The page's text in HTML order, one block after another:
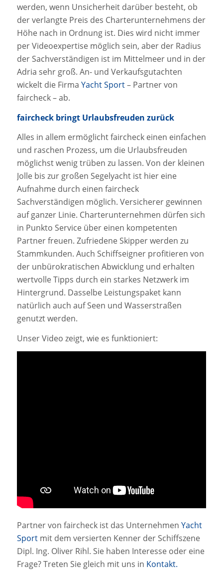
werden, wenn Unsicherheit darüber besteht, ob
der verlangte Preis des Charterunternehmens der
Höhe nach in Ordnung ist. Dies wird nicht immer
per Videoexpertise möglich sein, aber der Radius
der Sachverständigen ist im Mittelmeer und in der
Adria sehr groß. An- und Verkaufsgutachten
wickelt die Firma Yacht Sport– Partner von
faircheck – ab.
faircheck bringt Urlaubsfreuden zurück
Alles in allem ermöglicht faircheck einen einfachen
und raschen Prozess, um die Urlaubsfreuden
möglichst wenig trüben zu lassen. Von der kleinen
Jolle bis zur großen Segelyacht ist hier eine
Aufnahme durch einen faircheck
Sachverständigen möglich. Versicherer gewinnen
auf ganzer Linie. Charterunternehmen dürfen sich
in Punkto Service über einen kompetenten
Partner freuen. Zufriedene Skipper werden zu
Stammkunden. Auch Schiffseigner profitieren von
der unbürokratischen Abwicklung und erhalten
wertvolle Tipps durch ein starkes Netzwerk im
Hintergrund. Dasselbe Leistungspaket kann
natürlich auch auf Seen und Wasserstraßen
genutzt werden.
Unser Video zeigt, wie es funktioniert:
Partner von faircheck ist das Unternehmen Yacht
Sportmit dem versierten Kenner der Schiffszene
Dipl. Ing. Oliver Rihl. Sie haben Interesse oder eine
Frage? Treten Sie gleich mit uns in Kontakt.